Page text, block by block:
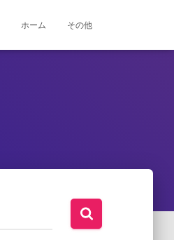
ホーム その他